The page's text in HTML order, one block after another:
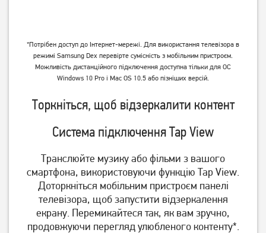
*Потрібен доступ до Інтернет-мережі. Для використання телевізора в
режимі Samsung Dex перевірте сумісність з мобільним пристроєм.
Можливість дистанційного підключення доступна тільки для ОС
Windows 10 Pro і Mac OS 10.5 або пізніших версій.
Торкніться, щоб відзеркалити контент
Система підключення Tap View
Транслюйте музику або фільми з вашого
смартфона, використовуючи функцію Tap View.
Доторкніться мобільним пристроєм панелі
телевізора, щоб запустити відзеркалення
екрану. Перемикайтеся так, як вам зручно,
продовжуючи перегляд улюбленого контенту*.